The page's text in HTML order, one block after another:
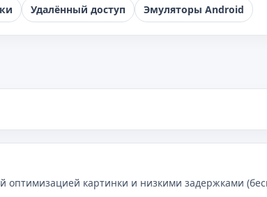
Удалённый доступ Эмуляторы Android
картинки и низкими задержками